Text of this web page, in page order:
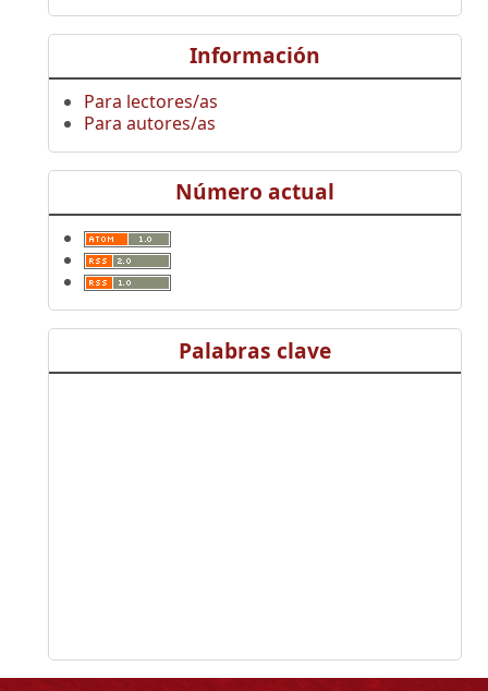
Información
Para lectores/as
Para autores/as
Número actual
Palabras clave